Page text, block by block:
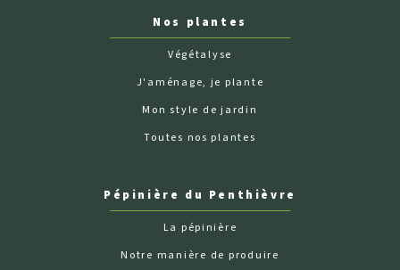
Nos plantes
Végétalyse
J'aménage, je plante
Mon style de jardin
Toutes nos plantes
Pépinière du Penthièvre
La pépinière
Notre manière de produire